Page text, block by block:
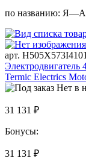
по названию: Я—А
арт. H505X573I4101
Termic Electrics
Нет в
31 131 ₽
Бонусы:
31 131 ₽